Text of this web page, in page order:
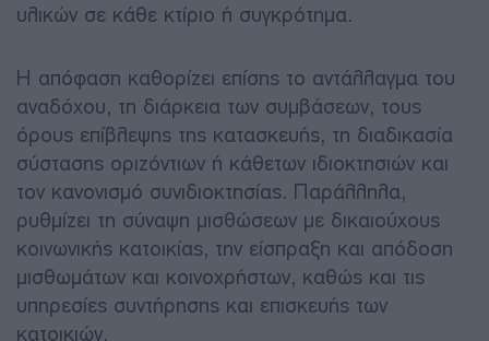
υλικών σε κάθε κτίριο ή συγκρότημα.
Η απόφαση καθορίζει επίσης το αντάλλαγμα του
αναδόχου, τη διάρκεια των συμβάσεων, τους
όρους επίβλεψης της κατασκευής, τη διαδικασία
σύστασης οριζόντιων ή κάθετων ιδιοκτησιών και
τον κανονισμό συνιδιοκτησίας. Παράλληλα,
ρυθμίζει τη σύναψη μισθώσεων με δικαιούχους
κοινωνικής κατοικίας, την είσπραξη και απόδοση
μισθωμάτων και κοινοχρήστων, καθώς και τις
υπηρεσίες συντήρησης και επισκευής των
κατοικιών.